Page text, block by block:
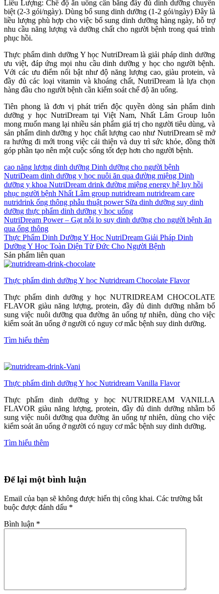
Liều Lượng: Chế độ ăn uống cân bằng đầy đủ dinh dưỡng chuyên
biệt (2-3 gói/ngày). Dùng bổ sung dinh dưỡng (1-2 gói/ngày) Đây là
liều lượng phù hợp cho việc bổ sung dinh dưỡng hàng ngày, hỗ trợ
nhu cầu năng lượng và dưỡng chất cho người bệnh trong quá trình
phục hồi.
Thực phẩm dinh dưỡng Y học NutriDream là giải pháp dinh dưỡng
ưu việt, đáp ứng mọi nhu cầu dinh dưỡng y học cho người bệnh.
Với các ưu điểm nổi bật như độ năng lượng cao, giàu protein, và
đầy đủ các loại vitamin và khoáng chất, NutriDream là lựa chọn
hàng đầu cho người bệnh cần kiểm soát chế độ ăn uống.
Tiên phong là đơn vị phát triển độc quyền dòng sản phẩm dinh
dưỡng y học NutriDream tại Việt Nam, Nhất Lâm Group luôn
mong muốn mang lại nhiều sản phẩm giá trị cho người tiêu dùng, và
sản phẩm dinh dưỡng y học chất lượng cao như NutriDream sẽ mở
ra hướng đi mới trong việc cải thiện và duy trì sức khỏe, đồng thời
góp phần tạo nên một cuộc sống tốt đẹp hơn cho người bệnh.
cao năng lượng dinh dưỡng Dinh dưỡng cho người bệnh
NutriDeam dinh dưỡng y học nuôi ăn qua đường miệng Dinh
dưỡng y khoa NutriDream drink đường miệng energy hệ lụy hồi
phục người bệnh Nhất Lâm group nutridream nutridream care
nutridrink ống thông phẫu thuật power Sữa dinh dưỡng suy dinh
dưỡng thực phẩm dinh dưỡng y học uống
NutriDream Power – Gạt nỗi lo suy dinh dưỡng cho người bệnh ăn
qua ống thông
Thực Phẩm Dinh Dưỡng Y Học NutriDream Giải Pháp Dinh
Dưỡng Y Học Toàn Diện Từ Đức Cho Người Bệnh
Sản phẩm liên quan
Thực phẩm dinh dưỡng Y học Nutridream Chocolate Flavor
Thực phẩm dinh dưỡng y học NUTRIDREAM CHOCOLATE
FLAVOR giàu năng lượng, protein, đầy đủ dinh dưỡng nhằm bổ
sung việc nuôi dưỡng qua đường ăn uống tự nhiên, dùng cho việc
kiểm soát ăn uống ở người có nguy cơ mắc bệnh suy dinh dưỡng.
Tìm hiểu thêm
Thực phẩm dinh dưỡng Y học Nutridream Vanilla Flavor
Thực phẩm dinh dưỡng y học NUTRIDREAM VANILLA
FLAVOR giàu năng lượng, protein, đầy đủ dinh dưỡng nhằm bổ
sung việc nuôi dưỡng qua đường ăn uống tự nhiên, dùng cho việc
kiểm soát ăn uống ở người có nguy cơ mắc bệnh suy dinh dưỡng.
Tìm hiểu thêm
Để lại một bình luận
Email của bạn sẽ không được hiển thị công khai. Các trường bắt
buộc được đánh dấu *
Bình luận *